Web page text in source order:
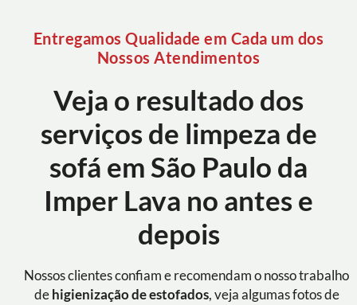
Entregamos Qualidade em Cada um dos
Nossos Atendimentos
Veja o resultado dos
serviços de limpeza de
sofá em São Paulo da
Imper Lava no antes e
depois
Nossos clientes confiam e recomendam o nosso trabalho
de higienização de estofados, veja algumas fotos de